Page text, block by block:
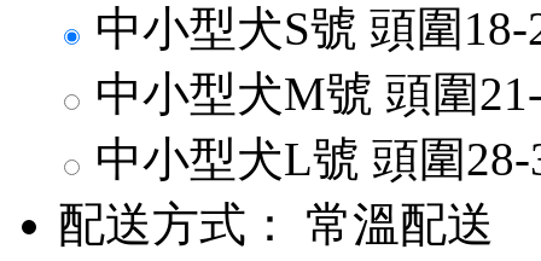
中小型犬S號 頭圍
中小型犬M號 頭圍
中小型犬L號 頭圍
配送方式：
常溫配送